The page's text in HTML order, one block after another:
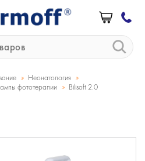
» Неонатология »
фототерапии » Bilisoft 2.0